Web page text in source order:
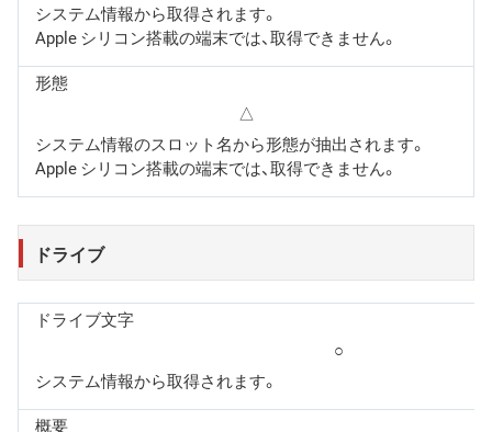
システム情報から取得されます。
Apple シリコン搭載の端末では、取得できません。
形態
△
システム情報のスロット名から形態が抽出されます。
Apple シリコン搭載の端末では、取得できません。
ドライブ
ドライブ文字
○
システム情報から取得されます。
概要